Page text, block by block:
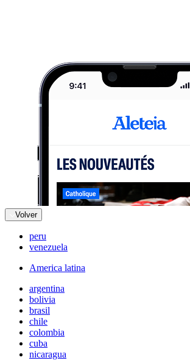
Volver
peru
venezuela
America latina
argentina
bolivia
brasil
chile
colombia
cuba
nicaragua